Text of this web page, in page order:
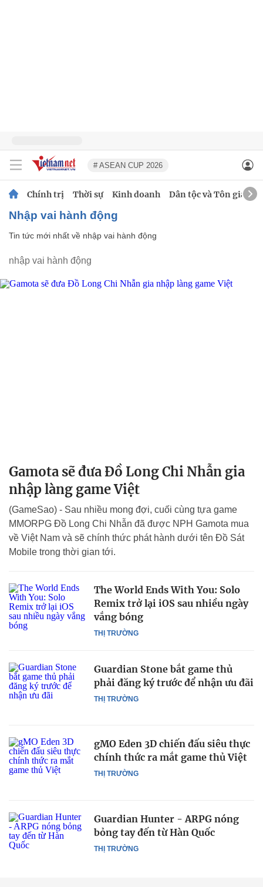
# ASEAN CUP 2026
Chính trị Thời sự Kinh doanh Dân tộc và Tôn giáo
nhập vai hành động
Tin tức mới nhất về nhập vai hành động
nhập vai hành động
Gamota sẽ đưa Đồ Long Chi Nhẫn gia
nhập làng game Việt
(GameSao) - Sau nhiều mong đợi, cuối cùng tựa game
MMORPG Đồ Long Chi Nhẫn đã được NPH Gamota mua
về Việt Nam và sẽ chính thức phát hành dưới tên Đồ Sát
Mobile trong thời gian tới.
THỊ TRƯỜNG
The World Ends With You: Solo
Remix trở lại iOS sau nhiều ngày
vắng bóng
THỊ TRƯỜNG
Guardian Stone bắt game thủ
phải đăng ký trước để nhận ưu đãi
THỊ TRƯỜNG
gMO Eden 3D chiến đấu siêu thực
chính thức ra mắt game thủ Việt
THỊ TRƯỜNG
Guardian Hunter - ARPG nóng
bỏng tay đến từ Hàn Quốc